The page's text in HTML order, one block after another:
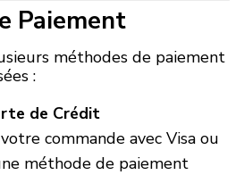
Paiement
méthodes de paiement
:
de Crédit
commande avec Visa ou
méthode de paiement